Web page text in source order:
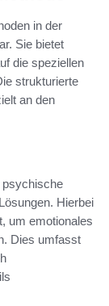
in der
Sie bietet
die speziellen
strukturierte
an den
psychische
Hierbei
um emotionales
Dies umfasst